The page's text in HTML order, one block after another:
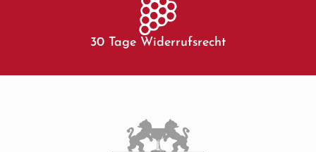
30 Tage Widerrufsrecht